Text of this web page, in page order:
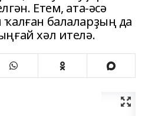
Етем, ата-әсә
балаларҙың да
хәл ителә.